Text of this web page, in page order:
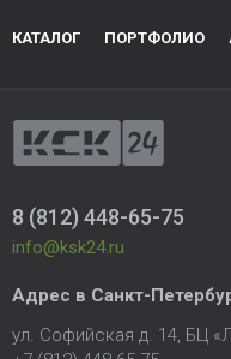
КАТАЛОГ ПОРТФОЛИО
8 (812) 448-65-75
info@ksk24.ru
Адрес в Санкт-
ул. Софийская д. 14, БЦ